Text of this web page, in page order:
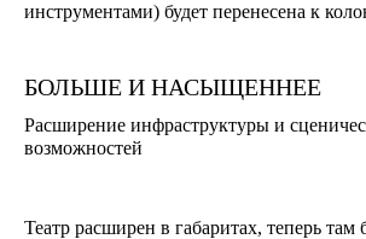
инструментами) будет перенесена к
БОЛЬШЕ И НАСЫЩЕННЕЕ
Расширение инфраструктуры и
возможностей
Театр расширен в габаритах, теперь там